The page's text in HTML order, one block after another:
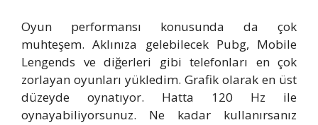
Oyun performansı konusunda da çok
muhteşem. Aklınıza gelebilecek Pubg, Mobile
Lengends ve diğerleri gibi telefonları en çok
zorlayan oyunları yükledim. Grafik olarak en üst
düzeyde oynatıyor. Hatta 120 Hz ile
oynayabiliyorsunuz. Ne kadar kullanırsanız